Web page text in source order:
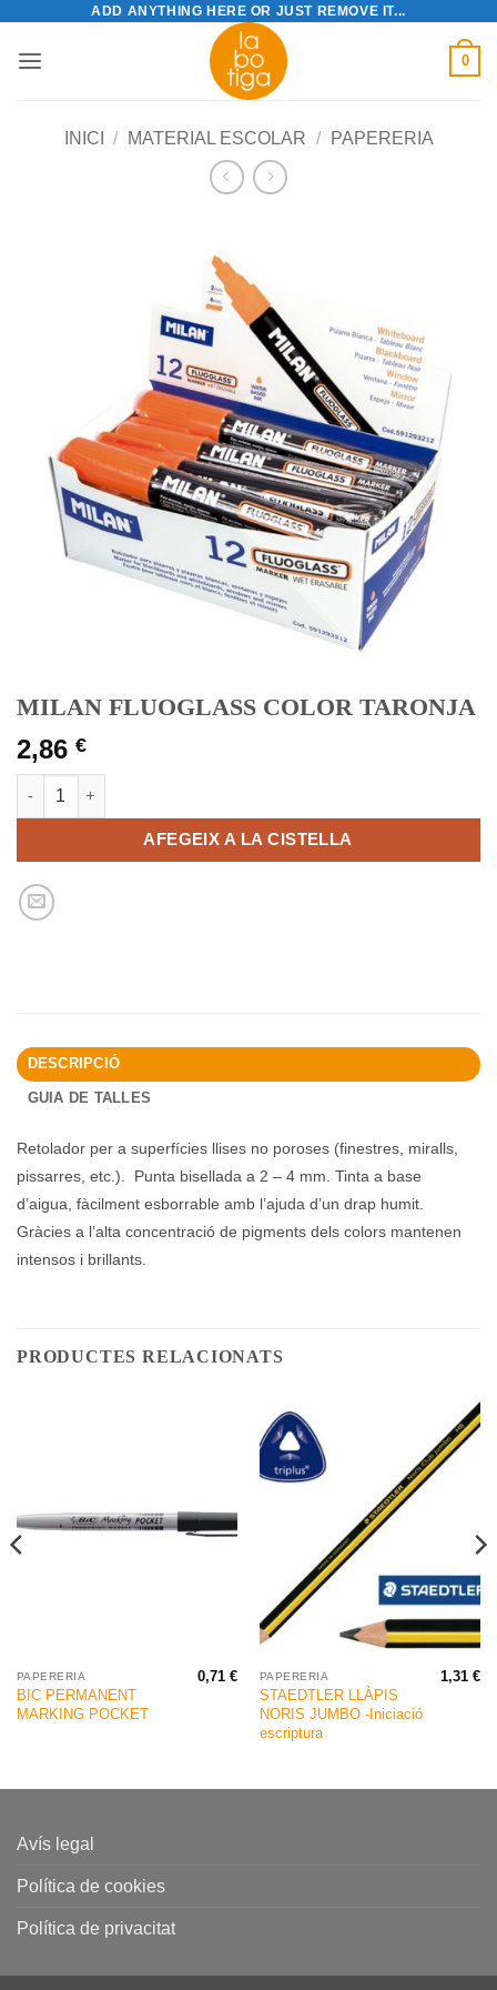
content
ADD ANYTHING HERE OR JUST REMOVE IT...
0
INICI / MATERIAL ESCOLAR / PAPERERIA
MILAN FLUOGLASS COLOR TARONJA
2,86 €
quantitat de MILAN FLUOGLASS COLOR TARONJA
AFEGEIX A LA CISTELLA
DESCRIPCIÓ
GUIA DE TALLES
Retolador per a superfícies llises no poroses (finestres, miralls,
pissarres, etc.). Punta bisellada a 2 – 4 mm. Tinta a base
d’aigua, fàcilment esborrable amb l’ajuda d’un drap humit.
Gràcies a l’alta concentració de pigments dels colors mantenen
intensos i brillants.
PRODUCTES RELACIONATS
PAPERERIA
BIC PERMANENT
MARKING POCKET
0,71€ PAPERERIA
STAEDTLER LLÀPIS
NORIS JUMBO -Iniciació
escriptura
1,31€
Avís legal
Política de cookies
Política de privacitat